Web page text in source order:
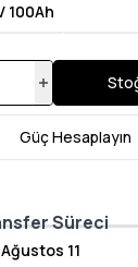
100Ah
Güç Hesaplayın
Süreci
Ağustos 11